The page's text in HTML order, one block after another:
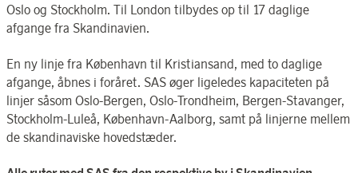
Oslo og Stockholm. Til London tilbydes op til 17 daglige
afgange fra Skandinavien.
En ny linje fra København til Kristiansand, med to daglige
afgange, åbnes i foråret. SAS øger ligeledes kapaciteten på
linjer såsom Oslo-Bergen, Oslo-Trondheim, Bergen-Stavanger,
Stockholm-Luleå, København-Aalborg, samt på linjerne mellem
de skandinaviske hovedstæder.